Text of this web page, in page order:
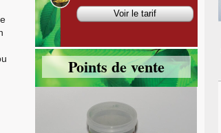
Voir le tarif
Points de vente